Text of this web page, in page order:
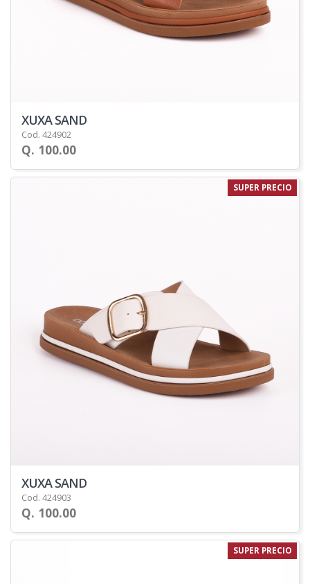
XUXA SAND
Cod. 424902
Q. 100.00
SUPER PRECIO
XUXA SAND
Cod. 424903
Q. 100.00
SUPER PRECIO